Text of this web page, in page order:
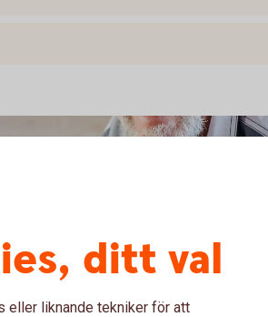
ditt val
eller liknande tekniker för att